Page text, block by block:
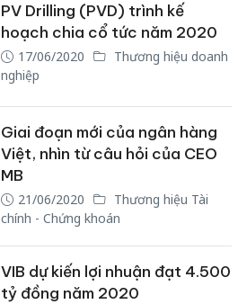
PV Drilling (PVD) trình kế
hoạch chia cổ tức năm 2020
17/06/2020
Thương hiệu doanh
nghiệp
Giai đoạn mới của ngân hàng
Việt, nhìn từ câu hỏi của CEO
MB
21/06/2020
Thương hiệu Tài
chính - Chứng khoán
VIB dự kiến lợi nhuận đạt 4.500
tỷ đồng năm 2020